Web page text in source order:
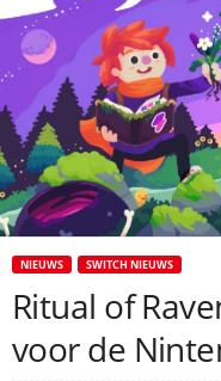
NIEUWS SWITCH NIEUWS
Ritual of
voor de